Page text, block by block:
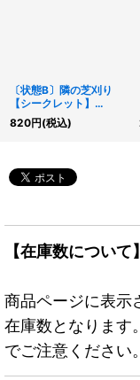
〔状態B〕隣の芝刈り
【シークレット】
{RC02-JP041}《魔法》
820円(税込)
【在庫数について】
商品ページに表示
在庫数となります
でご注意ください。